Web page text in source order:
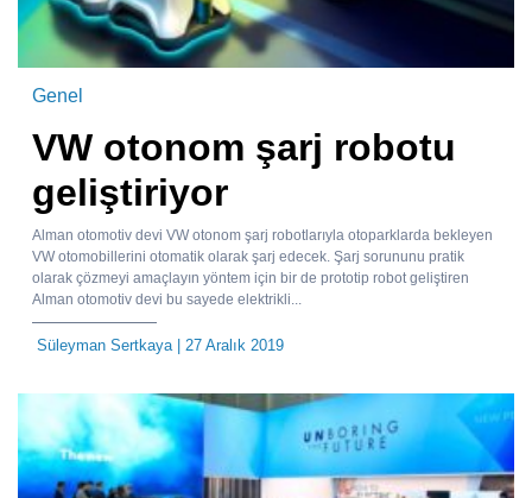
Genel
VW otonom şarj robotu
geliştiriyor
Alman otomotiv devi VW otonom şarj robotlarıyla otoparklarda bekleyen
VW otomobillerini otomatik olarak şarj edecek. Şarj sorununu pratik
olarak çözmeyi amaçlayın yöntem için bir de prototip robot geliştiren
Alman otomotiv devi bu sayede elektrikli...
Süleyman Sertkaya| 27 Aralık 2019